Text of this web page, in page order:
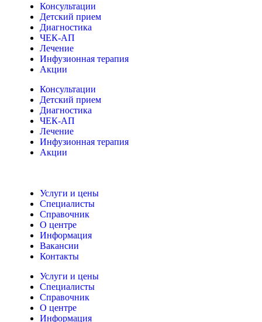
Консультации
Детский прием
Диагностика
ЧЕК-АП
Лечение
Инфузионная терапия
Акции
Консультации
Детский прием
Диагностика
ЧЕК-АП
Лечение
Инфузионная терапия
Акции
Услуги и цены
Специалисты
Справочник
О центре
Информация
Вакансии
Контакты
Услуги и цены
Специалисты
Справочник
О центре
Информация